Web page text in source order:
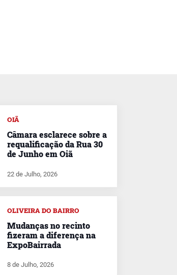
OIÃ
Câmara esclarece sobre a
requalificação da Rua 30
de Junho em Oiã
22 de Julho, 2026
OLIVEIRA DO BAIRRO
Mudanças no recinto
fizeram a diferença na
ExpoBairrada
8 de Julho, 2026